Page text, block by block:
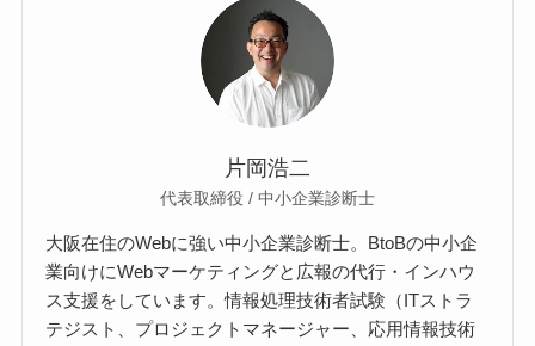
片岡浩二
代表取締役 / 中小企業診断士
大阪在住のWebに強い中小企業診断士。BtoBの中小企
業向けにWebマーケティングと広報の代行・インハウ
ス支援をしています。情報処理技術者試験（ITストラ
テジスト、プロジェクトマネージャー、応用情報技術